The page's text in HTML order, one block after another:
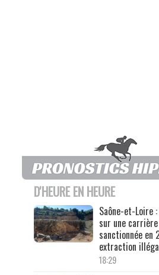
D'HEURE EN HEURE
Saône-et-Loire
sur une
sanctionnée en
extraction
18:29